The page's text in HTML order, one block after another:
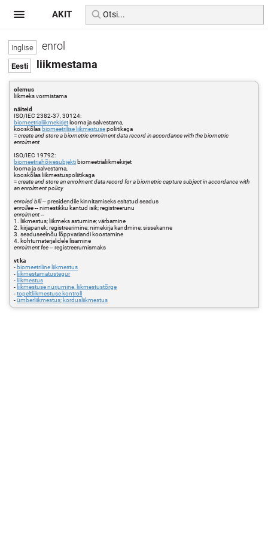
enrol
liikmestama
olemus
liikmeks vormistama
näiteid
ISO/IEC 2382-37, 30124:
biomeetrialiikmekirjet looma ja salvestama,
kooskõlas biomeetrilise liikmestusepoliitikaga
=create and store a biometric enrolment data record in accordance with the biometric
enrolment
ISO/IEC 19792:
biomeetriahõivesubjekti biomeetrialiikmekirjet
looma ja salvestama,
kooskõlas liikmestuspoliitikaga
=create and store an enrolment data record for a biometric capture subject in accordance with
an enrolment policy
enroled bill-- presidendile kinnitamiseks esitatud seadus
enrollee-- nimestikku kantud isik; registreerunu
enrolment--
1. liikmestus; liikmeks astumine; värbamine
2. kirjapanek; registreerimine; nimekirja kandmine; sissekanne
3. seaduseelnõu lõppvariandi koostamine
4. kohtumaterjalidele lisamine
enrolment fee-- registreerumismaks
vt ka
- biomeetriline liikmestus
- liikmestamatustegur
- liikmestus
- liikmestuse nurjumine, liikmestustõrge
-topeltliikmestuse kontroll
-ümberliikmestus; kordusliikmestus
AKIT